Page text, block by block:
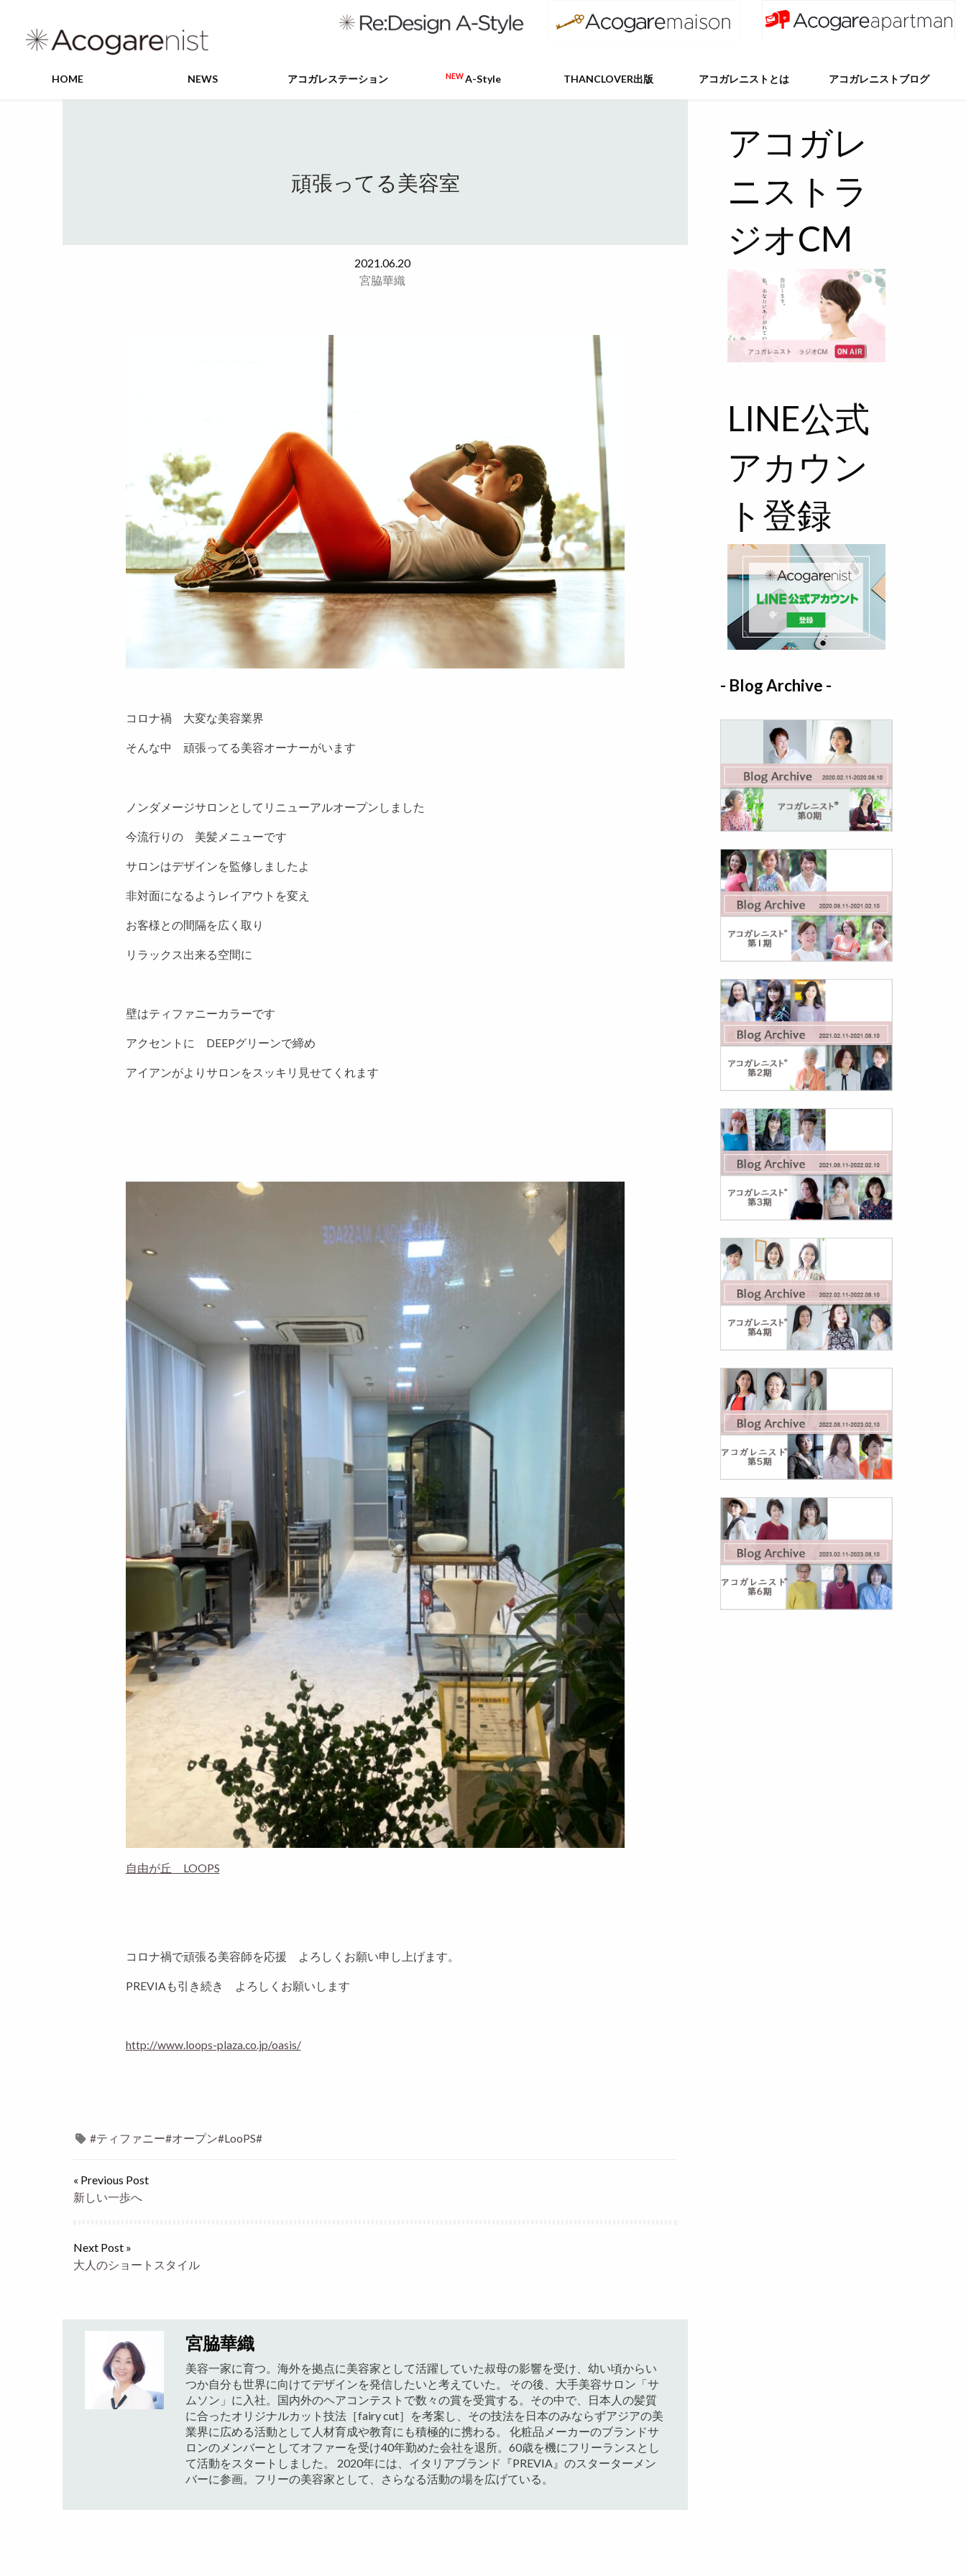
HOME NEWS アコガレステーション NEWA-Style THANCLOVER出版 アコガレニストとは アコガレニストブログ
頑張ってる美容室
2021.06.20
宮脇華織
コロナ禍 大変な美容業界
そんな中 頑張ってる美容オーナーがいます
ノンダメージサロンとしてリニューアルオープンしました
今流行りの 美髪メニューです
サロンはデザインを監修しましたよ
非対面になるようレイアウトを変え
お客様との間隔を広く取り
リラックス出来る空間に
壁はティファニーカラーです
アクセントに DEEPグリーンで締め
アイアンがよりサロンをスッキリ見せてくれます
自由が丘 LOOPS
コロナ禍で頑張る美容師を応援 よろしくお願い申し上げます。
PREVIAも引き続き よろしくお願いします
http://www.loops-plaza.co.jp/oasis/
#ティファニー#オープン#LooPS#
« Previous Post
新しい一歩へ
Next Post »
大人のショートスタイル
宮脇華織
美容一家に育つ。海外を拠点に美容家として活躍していた叔母の影響を受け、幼い頃からい
つか自分も世界に向けてデザインを発信したいと考えていた。 その後、大手美容サロン「サ
ムソン」に入社。国内外のヘアコンテストで数々の賞を受賞する。その中で、日本人の髪質
に合ったオリジナルカット技法［fairy cut］を考案し、その技法を日本のみならずアジアの美
業界に広める活動として人材育成や教育にも積極的に携わる。 化粧品メーカーのブランドサ
ロンのメンバーとしてオファーを受け40年勤めた会社を退所。60歳を機にフリーランスとし
て活動をスタートしました。 2020年には、イタリアブランド『PREVIA』のスターターメン
バーに参画。フリーの美容家として、さらなる活動の場を広げている。
アコガレ
ニストラ
ジオCM
LINE公式
アカウン
ト登録
- Blog Archive -